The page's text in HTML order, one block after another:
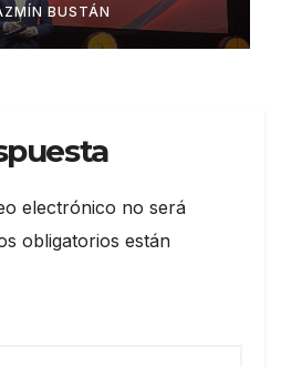
en medio de la
global
BUSTÁN
electrónico no será
obligatorios están